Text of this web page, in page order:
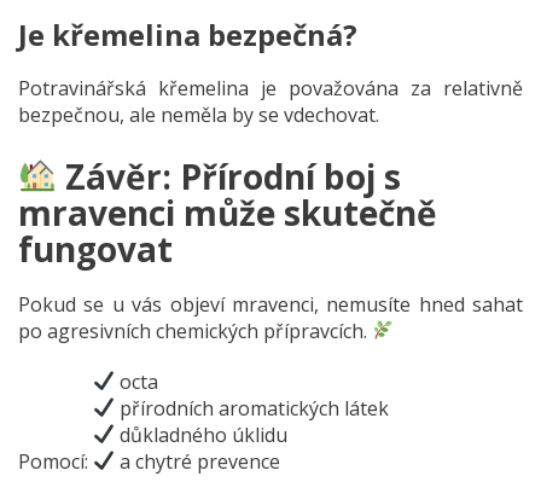
Je křemelina bezpečná?
Potravinářská křemelina je považována za relativně
bezpečnou, ale neměla by se vdechovat.
Závěr: Přírodní boj s
mravenci může skutečně
fungovat
Pokud se u vás objeví mravenci, nemusíte hned sahat
po agresivních chemických přípravcích.
Pomocí:
octa
přírodních aromatických látek
důkladného úklidu
a chytré prevence